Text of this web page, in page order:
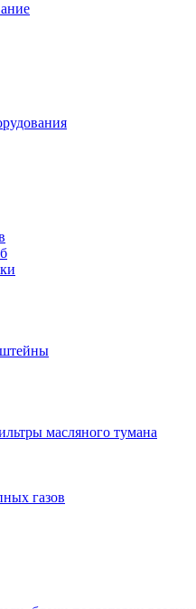
масляного тумана
газов